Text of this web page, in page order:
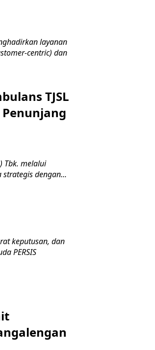
layanan
centric) dan
TJSL
Tbk. melalui
dengan...
keputusan, dan
PERSIS